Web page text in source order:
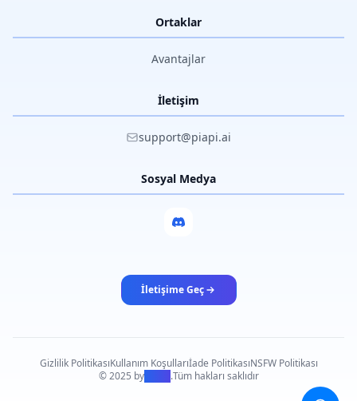
Ortaklar
Avantajlar
İletişim
support@piapi.ai
Sosyal Medya
İletişime Geç
Gizlilik PolitikasıKullanım Koşullarıİade PolitikasıNSFW Politikası
© 2025 byPiAPI .Tüm hakları saklıdır